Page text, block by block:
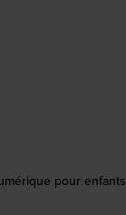
pour enfants